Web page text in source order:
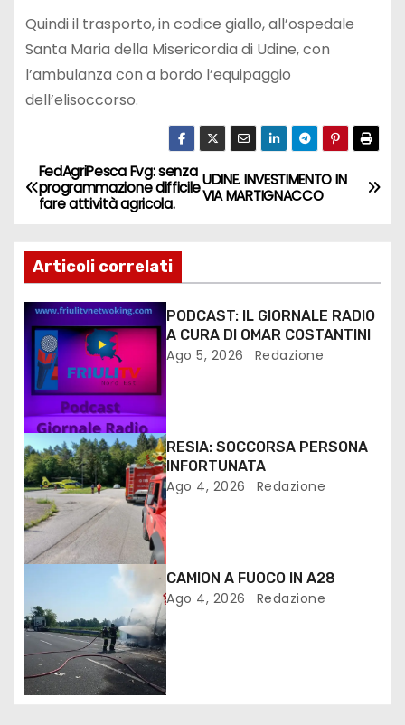
Quindi il trasporto, in codice giallo, all’ospedale
Santa Maria della Misericordia di Udine, con
l’ambulanza con a bordo l’equipaggio
dell’elisoccorso.
UDINE. INVESTIMENTO IN
VIA MARTIGNACCO
FedAgriPesca Fvg: senza
programmazione difficile
fare attività agricola.
Articoli correlati
PODCAST: IL GIORNALE RADIO
A CURA DI OMAR COSTANTINI
Ago 5, 2026 Redazione
RESIA: SOCCORSA PERSONA
INFORTUNATA
Ago 4, 2026 Redazione
CAMION A FUOCO IN A28
Ago 4, 2026 Redazione